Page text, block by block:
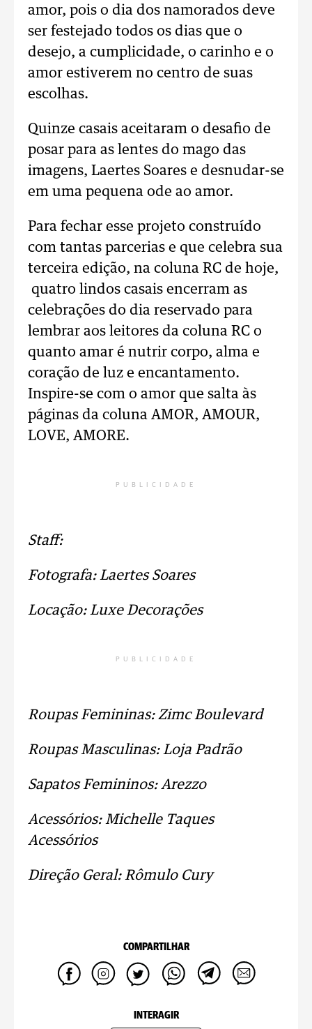
amor, pois o dia dos namorados deve
ser festejado todos os dias que o
desejo, a cumplicidade, o carinho e o
amor estiverem no centro de suas
escolhas.
Quinze casais aceitaram o desafio de
posar para as lentes do mago das
imagens, Laertes Soares e desnudar-se
em uma pequena ode ao amor.
Para fechar esse projeto construído
com tantas parcerias e que celebra sua
terceira edição, na coluna RC de hoje,
quatro lindos casais encerram as
celebrações do dia reservado para
lembrar aos leitores da coluna RC o
quanto amar é nutrir corpo, alma e
coração de luz e encantamento.
Inspire-se com o amor que salta às
páginas da coluna AMOR, AMOUR,
LOVE, AMORE.
PUBLICIDADE
Staff:
Fotografa: Laertes Soares
Locação: Luxe Decorações
PUBLICIDADE
Roupas Femininas: Zimc Boulevard
Roupas Masculinas: Loja Padrão
Sapatos Femininos: Arezzo
Acessórios: Michelle Taques
Acessórios
Direção Geral: Rômulo Cury
COMPARTILHAR
INTERAGIR